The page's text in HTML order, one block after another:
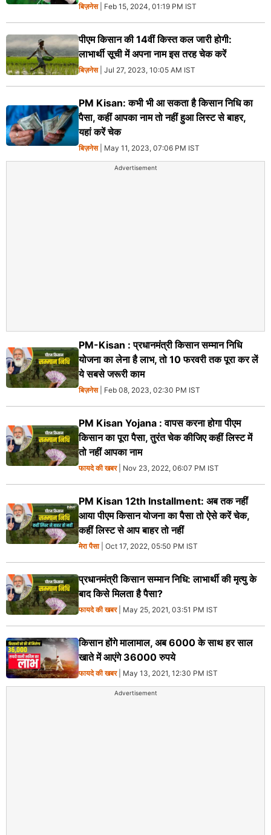
बिज़नेस| Feb 15, 2024, 01:19 PM IST
पीएम किसान की 14वीं किस्त कल जारी होगी:
लाभार्थी सूची में अपना नाम इस तरह चेक करें
बिज़नेस| Jul 27, 2023, 10:05 AM IST
PM Kisan: कभी भी आ सकता है किसान निधि का
पैसा, कहीं आपका नाम तो नहीं हुआ लिस्ट से बाहर,
यहां करें चेक
बिज़नेस| May 11, 2023, 07:06 PM IST
Advertisement
PM-Kisan : प्रधानमंत्री किसान सम्मान निधि
योजना का लेना है लाभ, तो 10 फरवरी तक पूरा कर लें
ये सबसे जरूरी काम
बिज़नेस| Feb 08, 2023, 02:30 PM IST
PM Kisan Yojana : वापस करना होगा पीएम
किसान का पूरा पैसा, तुरंत चेक कीजिए कहीं लिस्ट में
तो नहीं आपका नाम
फायदे की खबर| Nov 23, 2022, 06:07 PM IST
PM Kisan 12th Installment: अब तक नहीं
आया पीएम किसान योजना का पैसा तो ऐसे करें चेक,
कहीं लिस्ट से आप बाहर तो नहीं
मेरा पैसा| Oct 17, 2022, 05:50 PM IST
प्रधानमंत्री किसान सम्मान निधि: लाभार्थी की मृत्यु के
बाद किसे मिलता है पैसा?
फायदे की खबर| May 25, 2021, 03:51 PM IST
किसान होंगे मालामाल, अब 6000 के साथ हर साल
खाते में आएंगे 36000 रुपये
फायदे की खबर| May 13, 2021, 12:30 PM IST
Advertisement